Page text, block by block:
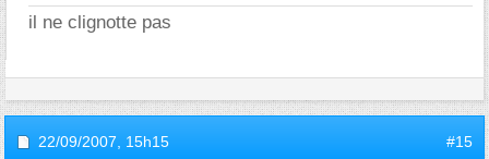
il ne clignotte pas
22/09/2007, 15h15 #15